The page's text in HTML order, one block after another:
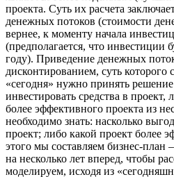
проекта. Суть их расчета
денежных потоков (стоимости
вернее, к моменту начала
(предполагается, что инвестиции
году). Приведение денежных
дисконтированием, суть которого
«сегодня» нужно принять
инвестировать средства в
более эффективного проекта из
необходимо знать: насколько
проект; либо какой проект более
этого мы составляем бизнес-план
на несколько лет вперед, чтобы
моделируем, исходя из